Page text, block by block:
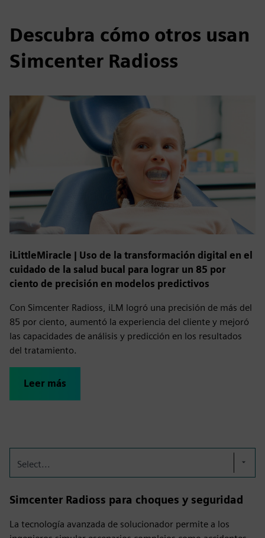
Descubra cómo otros usan
Simcenter Radioss
iLittleMiracle | Uso de la transformación digital en el
cuidado de la salud bucal para lograr un 85 por
ciento de precisión en modelos predictivos
Con Simcenter Radioss, iLM logró una precisión de más del
85 por ciento, aumentó la experiencia del cliente y mejoró
las capacidades de análisis y predicción en los resultados
del tratamiento.
Leer más
Select...
Simcenter Radioss para choques y seguridad
La tecnología avanzada de solucionador permite a los